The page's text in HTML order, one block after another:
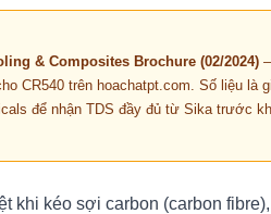
& Composites Brochure (02/2024)
CR540 trên hoachatpt.com. Số liệu là
để nhận TDS đầy đủ từ Sika trước
khi kéo sợi carbon (carbon